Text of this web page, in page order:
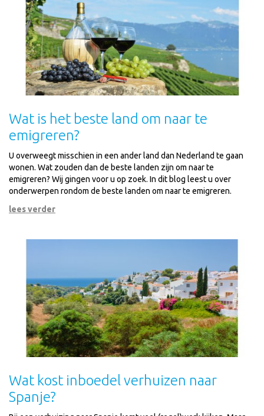
Wat is het beste land om naar te
emigreren?
U overweegt misschien in een ander land dan Nederland te gaan
wonen. Wat zouden dan de beste landen zijn om naar te
emigreren? Wij gingen voor u op zoek. In dit blog leest u over
onderwerpen rondom de beste landen om naar te emigreren.
lees verder
Wat kost inboedel verhuizen naar
Spanje?